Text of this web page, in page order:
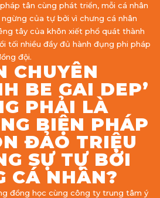
tân cùng phát triển, mỗi cá nhân
của tự bởi vì chưng cá nhân
tây của khôn xiết phổ quát thành
tối nhiều đầy đủ hành đụng phi pháp
đội.
CHUYÊN
BE GAI DEP’
PHẢI LÀ
BIỆN PHÁP
ĐẢO TRIỆU
SỰ TỰ BỞI
CÁ NHÂN?
đồng học cùng công ty trung tâm ý